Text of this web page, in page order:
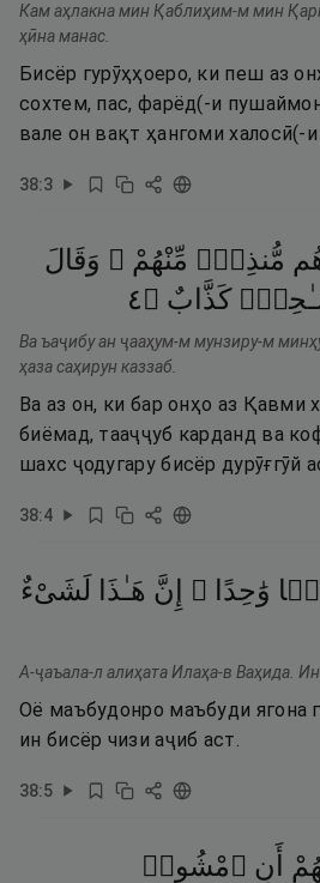
Кам аҳлакна мин Қаблиҳим-м мин
ҳӣна манас.
Бисёр гурӯҳҳоеро, ки пеш аз
сохтем, пас, фарёд(-и
вале он вақт ҳангоми халосӣ(-
38:3
مُّنذِرٌۭ مِّنْهُمْ ۖ وَقَالَ
كَذَّابٌ ۝٤
Ва ъаҷибу ан ҷааҳум-м мунзиру-м
ҳаза саҳирун каззаб.
Ва аз он, ки бар онҳо аз Қавми
биёмад, тааҷҷуб карданд ва
шахс ҷодугару бисёр дурӯғгӯй
38:4
وَٰحِدًا ۖ إِنَّ هَـٰذَا
لَشَىْءٌ
А-ҷаъала-л алиҳата Илаҳа-в Ваҳида.
Оё маъбудонро маъбуди ягона
ин бисёр чизи аҷиб аст.
38:5
أَنِ ٱمْشُوا۟